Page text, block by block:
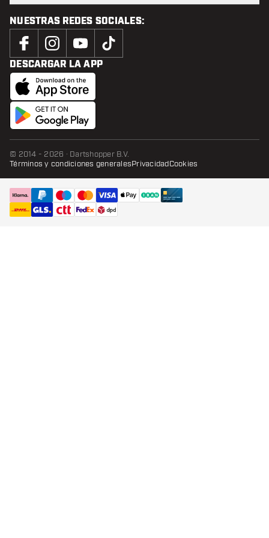
NUESTRAS REDES SOCIALES:
DESCARGAR LA APP
© 2014 - 2026 · Dartshopper B.V.
Términos y condiciones generalesPrivacidadCookies